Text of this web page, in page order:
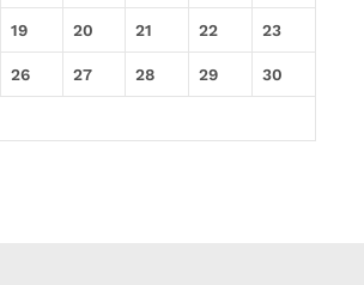
19 20 21 22 23
26 27 28 29 30